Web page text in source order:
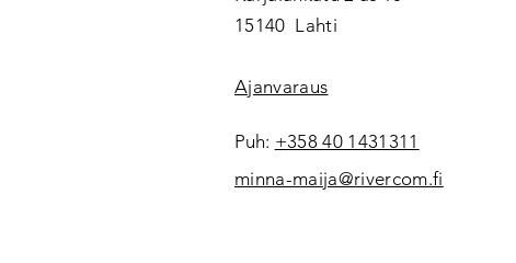
15140 Lahti
Ajanvaraus
Puh: +358 40 1431311
minna-maija@rivercom.fi